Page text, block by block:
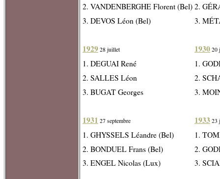
2. VANDENBERGHE Florent (Bel)
3. DEVOS Léon (Bel)
1929 28 juillet
1. DEGUAI René
2. SALLES Léon
3. BUGAT Georges
1931 27 septembre
1. GHYSSELS Léandre (Bel)
2. BONDUEL Frans (Bel)
3. ENGEL Nicolas (Lux)
2.
3.
1930 20
1.
2.
3.
1933 23
1.
2.
3.